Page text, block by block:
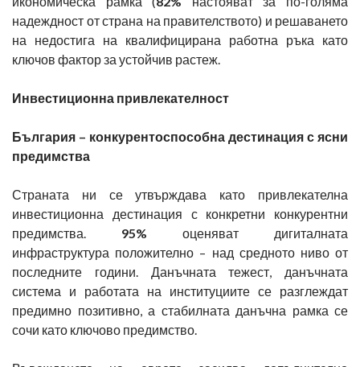
надеждност от страна на правителството) и решаването
на недостига на квалифицирана работна ръка като
ключов фактор за устойчив растеж.
Инвестиционна привлекателност
България – конкурентоспособна дестинация с ясни
предимства
Страната ни се утвърждава като привлекателна
инвестиционна дестинация с конкретни конкурентни
предимства. 95% оценяват дигиталната
инфраструктура положително – над средното ниво от
последните години. Данъчната тежест, данъчната
система и работата на институциите се разглеждат
предимно позитивно, а стабилната данъчна рамка се
сочи като ключово предимство.